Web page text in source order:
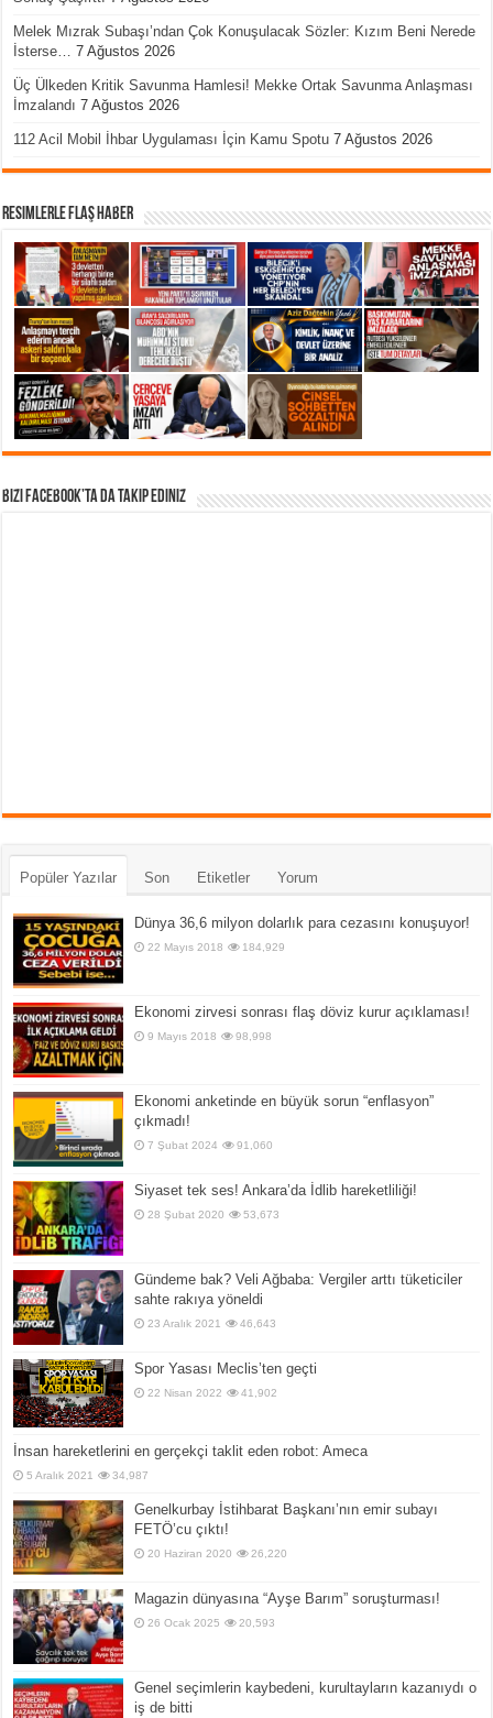
Melek Mızrak Subaşı’ndan Çok Konuşulacak Sözler: Kızım Beni Nerede
İsterse… 7 Ağustos 2026
Üç Ülkeden Kritik Savunma Hamlesi! Mekke Ortak Savunma Anlaşması
İmzalandı 7 Ağustos 2026
112 Acil Mobil İhbar Uygulaması İçin Kamu Spotu 7 Ağustos 2026
Resimlerle Flaş Haber
Bizi Facebook’ta da takip Ediniz
Popüler Yazılar Son Etiketler Yorum
Dünya 36,6 milyon dolarlık para cezasını konuşuyor!
22 Mayıs 2018 184,929
Ekonomi zirvesi sonrası flaş döviz kurur açıklaması!
9 Mayıs 2018 98,998
Ekonomi anketinde en büyük sorun “enflasyon”
çıkmadı!
7 Şubat 2024 91,060
Siyaset tek ses! Ankara’da İdlib hareketliliği!
28 Şubat 2020 53,673
Gündeme bak? Veli Ağbaba: Vergiler arttı tüketiciler
sahte rakıya yöneldi
23 Aralık 2021 46,643
Spor Yasası Meclis’ten geçti
22 Nisan 2022 41,902
İnsan hareketlerini en gerçekçi taklit eden robot: Ameca
5 Aralık 2021 34,987
Genelkurbay İstihbarat Başkanı’nın emir subayı
FETÖ’cu çıktı!
20 Haziran 2020 26,220
Magazin dünyasına “Ayşe Barım” soruşturması!
26 Ocak 2025 20,593
Genel seçimlerin kaybedeni, kurultayların kazanıydı o
iş de bitti